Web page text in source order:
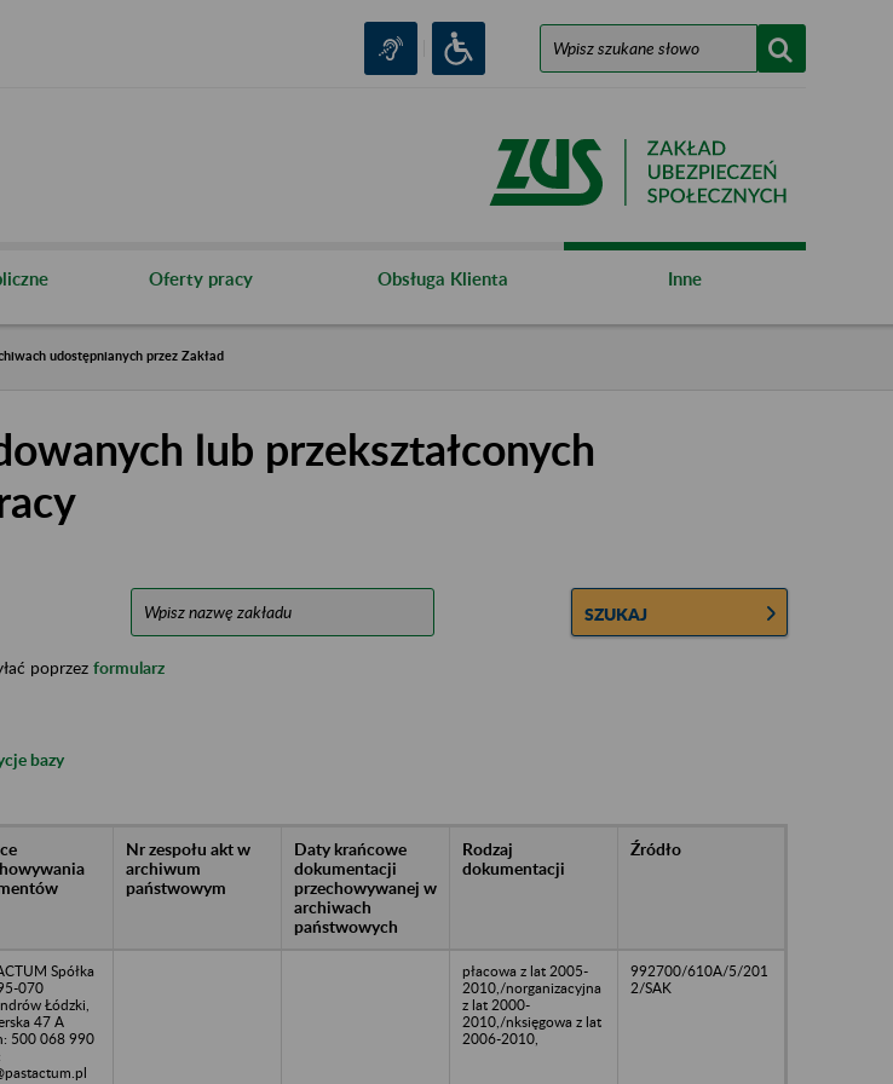
Oferty pracy Obsługa Klienta Inne
udostępnianych przez Zakład
lub przekształconych
SZUKAJ
poprzez formularz
bazy
Nr zespołu akt w
archiwum
państwowym
Daty krańcowe
dokumentacji
przechowywanej w
archiwach
państwowych
Rodzaj
dokumentacji
Źródło
Spółka
070
Łódzki,
47 A
500 068 990
płacowa z lat 2005-
2010,/norganizacyjna
z lat 2000-
2010,/nksięgowa z lat
2006-2010,
992700/610A/5/201
2/SAK